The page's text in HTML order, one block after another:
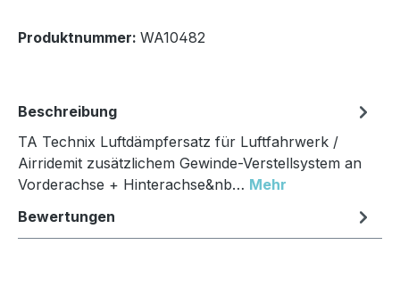
Produktnummer: WA10482
Beschreibung
TA Technix Luftdämpfersatz für Luftfahrwerk /
Airridemit zusätzlichem Gewinde-Verstellsystem an
Vorderachse + Hinterachse&nb… Mehr
Bewertungen